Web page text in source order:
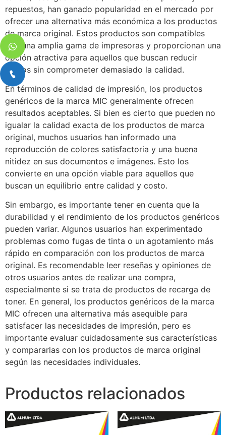
repuestos, han ganado popularidad en el mercado por
ofrecer una alternativa más económica a los productos
de marca original. Estos productos son compatibles
con una amplia gama de impresoras y proporcionan una
opción atractiva para aquellos que buscan reducir
costos sin comprometer demasiado la calidad.
En términos de calidad de impresión, los productos
genéricos de la marca MIC generalmente ofrecen
resultados aceptables. Si bien es cierto que pueden no
igualar la calidad exacta de los productos de marca
original, muchos usuarios han informado una
reproducción de colores satisfactoria y una buena
nitidez en sus documentos e imágenes. Esto los
convierte en una opción viable para aquellos que
buscan un equilibrio entre calidad y costo.
Sin embargo, es importante tener en cuenta que la
durabilidad y el rendimiento de los productos genéricos
pueden variar. Algunos usuarios han experimentado
problemas como fugas de tinta o un agotamiento más
rápido en comparación con los productos de marca
original. Es recomendable leer reseñas y opiniones de
otros usuarios antes de realizar una compra,
especialmente si se trata de productos de recarga de
toner. En general, los productos genéricos de la marca
MIC ofrecen una alternativa más asequible para
satisfacer las necesidades de impresión, pero es
importante evaluar cuidadosamente sus características
y compararlas con los productos de marca original
según las necesidades individuales.
Productos relacionados